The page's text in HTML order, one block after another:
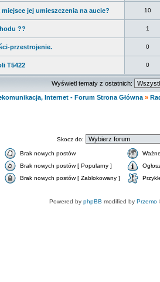
jej umieszczenia na aucie? 10
?? 1
przestrojenie. 0
T5422 0
Wyświetl tematy z ostatnich:
Internet - Forum Strona Główna »
Skocz do:
Brak nowych postów
Brak nowych postów [ Popularny ]
Brak nowych postów [ Zablokowany ]
Powered by phpBB modified by Przemo